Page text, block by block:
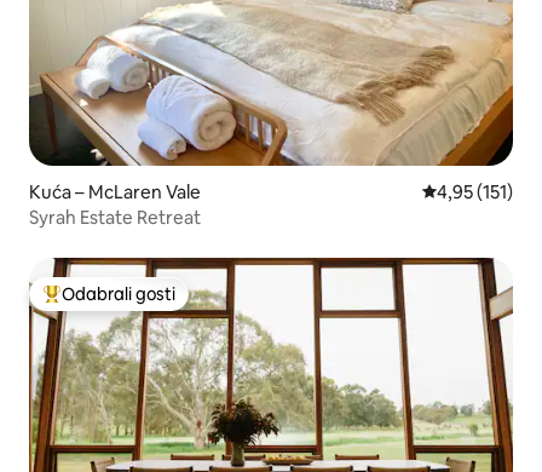
Kuća – McLaren Vale Prosječna
4,95 (151)
Syrah Estate Retreat
Među najviše rangiranima s oznakom „Odabrali gosti”
Odabrali gosti